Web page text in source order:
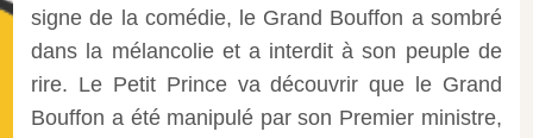
signe de la comédie, le Grand Bouffon a sombré
dans la mélancolie et a interdit à son peuple de
rire. Le Petit Prince va découvrir que le Grand
Bouffon a été manipulé par son Premier ministre,